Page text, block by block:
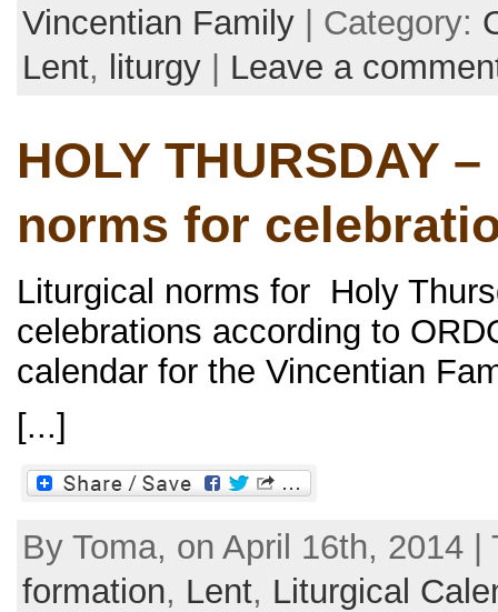
Vincentian Family | Category:
Lent, liturgy Leave a
HOLY THURSDAY
norms for
Liturgical norms for Holy
celebrations according to
calendar for the Vincentian
[...]
By Toma, on April 16th, 2014
formation, Lent, Liturgical